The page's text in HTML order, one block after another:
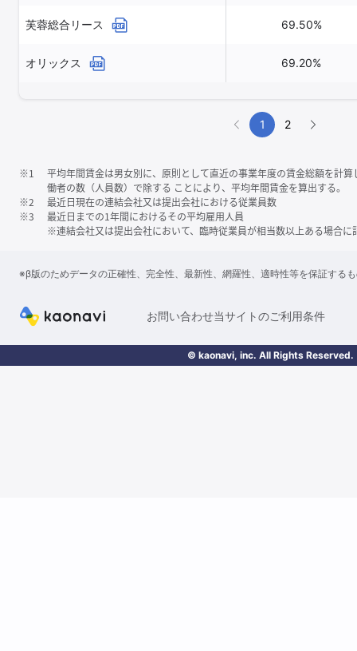
芙蓉総合リース 69.50%
オリックス 69.20%
1 2
※1
平均年間賃金は男女別に、原則として直近の事業年度の賃金総額を計
働者の数（人員数）で除する ことにより、平均年間賃金を算出する。
※2
最近日現在の連結会社又は提出会社における従業員数
※3
最近日までの1年間におけるその平均雇用人員
※連結会社又は提出会社において、臨時従業員が相当数以上ある場合に
※β版のためデータの正確性、完全性、最新性、網羅性、適時性等を保証する
お問い合わせ当サイトのご利用条件
© kaonavi, inc. All Rights Reserved.